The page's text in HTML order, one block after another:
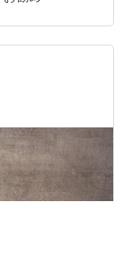
近集中で依
ジは辛口評価
★★★★★ 技
一言
瞬間に感じる